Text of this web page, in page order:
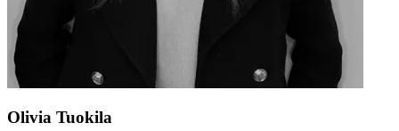
Olivia Tuokila